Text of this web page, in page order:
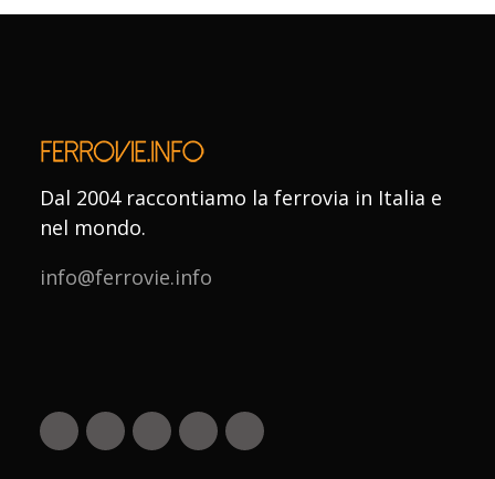
Dal 2004 raccontiamo la ferrovia in Italia e
nel mondo.
info@ferrovie.info